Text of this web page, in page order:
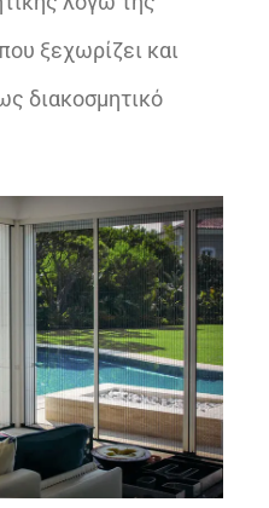
ξεχωρίζει και
διακοσμητικό